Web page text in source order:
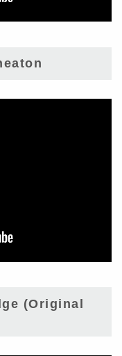
(Original